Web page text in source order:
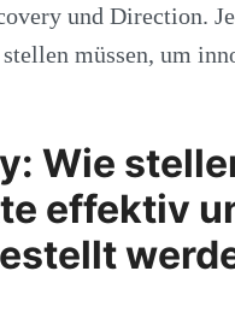
und Direction.
müssen, um
Wie
effektiv